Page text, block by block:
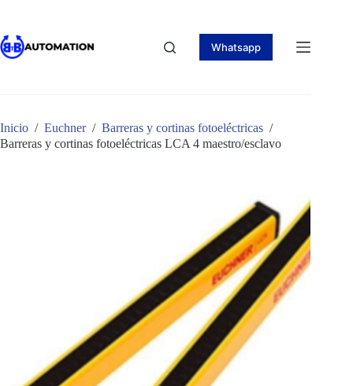
contenido
Whatsapp
Inicio / Euchner / Barreras y cortinas fotoeléctricas /
Barreras y cortinas fotoeléctricas LCA 4 maestro/esclavo